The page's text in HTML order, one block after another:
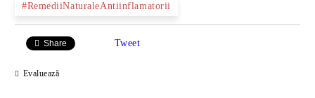
#RemediiNaturaleAntiinflamatorii
Share Tweet
Evaluează